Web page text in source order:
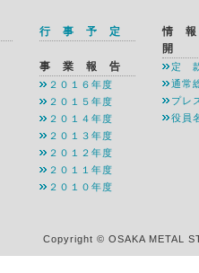
行 事 予 定
事 業 報 告
２０１６年度
２０１５年度
２０１４年度
２０１３年度
２０１２年度
２０１１年度
２０１０年度
情
開
定
通常
プレ
役員
Copyright © OSAKA METAL